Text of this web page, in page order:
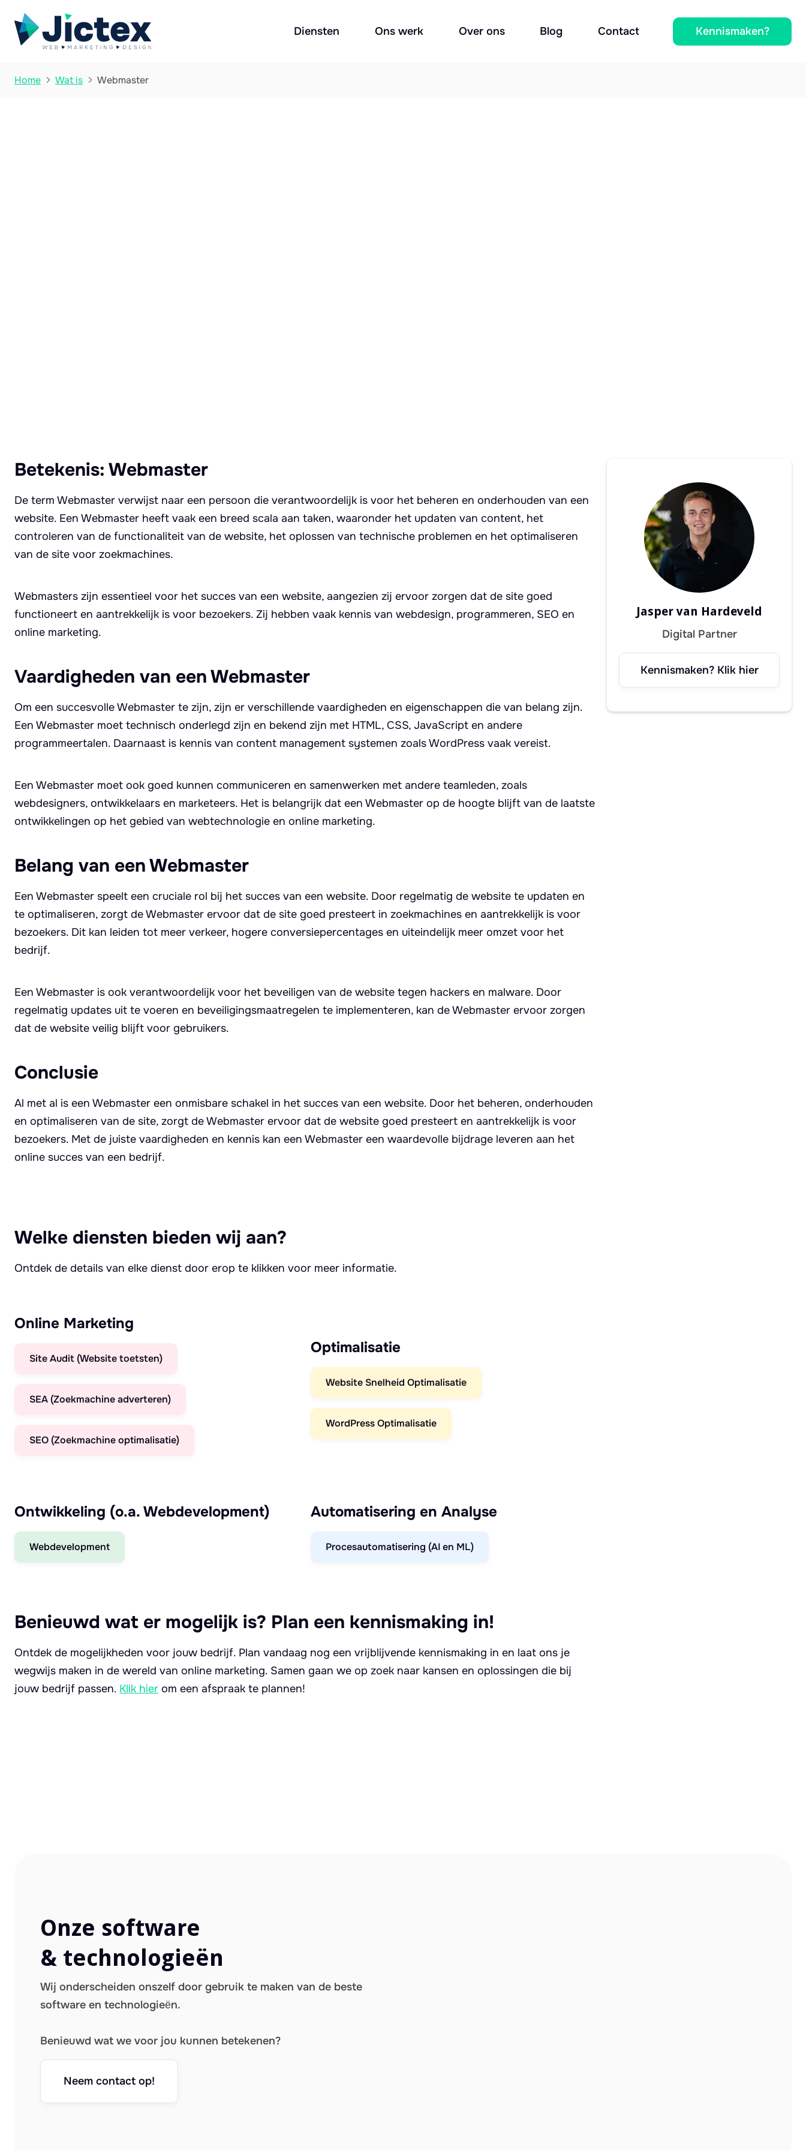
Diensten Ons werk Over ons Blog Contact Kennismaken?
Home  Wat is  Webmaster
Betekenis: Webmaster
De term Webmaster verwijst naar een persoon die verantwoordelijk is voor het beheren en onderhouden van een
website. Een Webmaster heeft vaak een breed scala aan taken, waaronder het updaten van content, het
controleren van de functionaliteit van de website, het oplossen van technische problemen en het optimaliseren
van de site voor zoekmachines.
Webmasters zijn essentieel voor het succes van een website, aangezien zij ervoor zorgen dat de site goed
functioneert en aantrekkelijk is voor bezoekers. Zij hebben vaak kennis van webdesign, programmeren, SEO en
online marketing.
Vaardigheden van een Webmaster
Om een succesvolle Webmaster te zijn, zijn er verschillende vaardigheden en eigenschappen die van belang zijn.
Een Webmaster moet technisch onderlegd zijn en bekend zijn met HTML, CSS, JavaScript en andere
programmeertalen. Daarnaast is kennis van content management systemen zoals WordPress vaak vereist.
Een Webmaster moet ook goed kunnen communiceren en samenwerken met andere teamleden, zoals
webdesigners, ontwikkelaars en marketeers. Het is belangrijk dat een Webmaster op de hoogte blijft van de laatste
ontwikkelingen op het gebied van webtechnologie en online marketing.
Belang van een Webmaster
Een Webmaster speelt een cruciale rol bij het succes van een website. Door regelmatig de website te updaten en
te optimaliseren, zorgt de Webmaster ervoor dat de site goed presteert in zoekmachines en aantrekkelijk is voor
bezoekers. Dit kan leiden tot meer verkeer, hogere conversiepercentages en uiteindelijk meer omzet voor het
bedrijf.
Een Webmaster is ook verantwoordelijk voor het beveiligen van de website tegen hackers en malware. Door
regelmatig updates uit te voeren en beveiligingsmaatregelen te implementeren, kan de Webmaster ervoor zorgen
dat de website veilig blijft voor gebruikers.
Conclusie
Al met al is een Webmaster een onmisbare schakel in het succes van een website. Door het beheren, onderhouden
en optimaliseren van de site, zorgt de Webmaster ervoor dat de website goed presteert en aantrekkelijk is voor
bezoekers. Met de juiste vaardigheden en kennis kan een Webmaster een waardevolle bijdrage leveren aan het
online succes van een bedrijf.
Welke diensten bieden wij aan?
Ontdek de details van elke dienst door erop te klikken voor meer informatie.
Online Marketing
Site Audit (Website toetsten)
SEA (Zoekmachine adverteren)
SEO (Zoekmachine optimalisatie)
Optimalisatie
Website Snelheid Optimalisatie
WordPress Optimalisatie
Ontwikkeling (o.a. Webdevelopment)
Webdevelopment
Automatisering en Analyse
Procesautomatisering (AI en ML)
Benieuwd wat er mogelijk is? Plan een kennismaking in!
Ontdek de mogelijkheden voor jouw bedrijf. Plan vandaag nog een vrijblijvende kennismaking in en laat ons je
wegwijs maken in de wereld van online marketing. Samen gaan we op zoek naar kansen en oplossingen die bij
jouw bedrijf passen. Klik hier om een afspraak te plannen!
Jasper van Hardeveld
Digital Partner
Kennismaken? Klik hier
Onze software
& technologieën
Wij onderscheiden onszelf door gebruik te maken van de beste
software en technologieën.
Benieuwd wat we voor jou kunnen betekenen?
Neem contact op!